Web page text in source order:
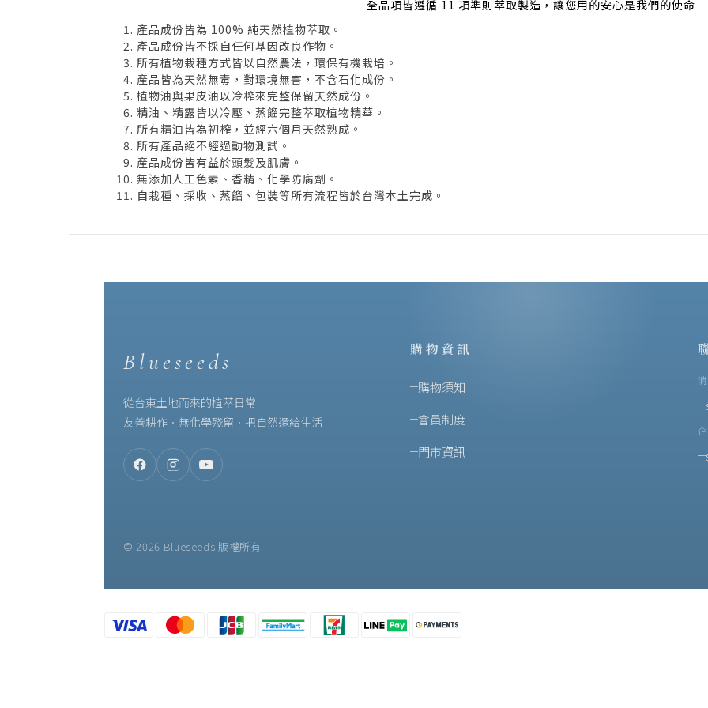
全品項皆遵循 11 項準則萃取製造，讓您用的安心是我們的使命
產品成份皆為 100% 純天然植物萃取。
產品成份皆不採自任何基因改良作物。
所有植物栽種方式皆以自然農法，環保有機栽培。
產品皆為天然無毒，對環境無害，不含石化成份。
植物油與果皮油以冷榨來完整保留天然成份。
精油、精露皆以冷壓、蒸餾完整萃取植物精華。
所有精油皆為初榨，並經六個月天然熟成。
所有產品絕不經過動物測試。
產品成份皆有益於頭髮及肌膚。
無添加人工色素、香精、化學防腐劑。
自栽種、採收、蒸餾、包裝等所有流程皆於台灣本土完成。
Blueseeds
從台東土地而來的植萃日常
友善耕作．無化學殘留．把自然還給生活
購物資訊
購物須知
會員制度
門市資訊
© 2026 Blueseeds 版權所有